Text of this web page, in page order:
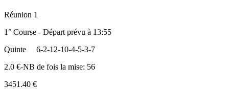
Réunion 1
1° Course - Départ prévu à 13:55
Quinte
6-2-12-10-4-5-3-7
2.0 €-NB de fois la mise: 56
3451.40 €